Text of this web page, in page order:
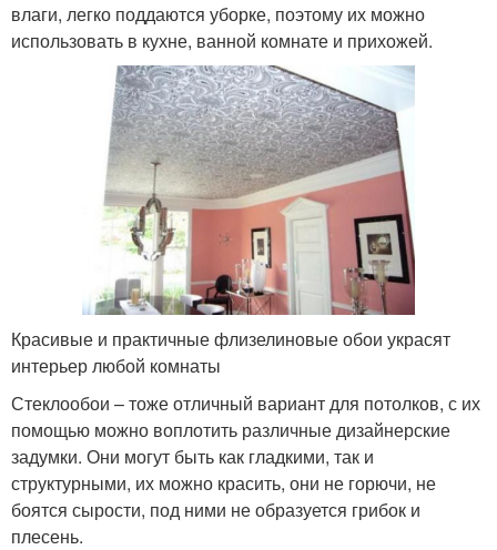
влаги, легко поддаются уборке, поэтому их можно
использовать в кухне, ванной комнате и прихожей.
Красивые и практичные флизелиновые обои украсят
интерьер любой комнаты
Стеклообои – тоже отличный вариант для потолков, с их
помощью можно воплотить различные дизайнерские
задумки. Они могут быть как гладкими, так и
структурными, их можно красить, они не горючи, не
боятся сырости, под ними не образуется грибок и
плесень.